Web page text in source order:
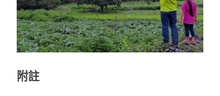
附註